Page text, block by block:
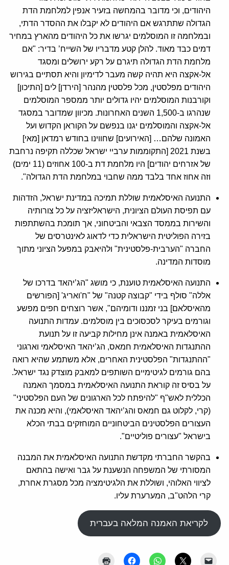
היהודים, וכי מדובר בהמחשה בזעיר אנפין למלחמת הדת
הגדולה שתתרגש אם היהודים לא יקבלו את ההסדר הדתי,
ובמלחמה זו המוסלמים יגרשו את כל היהודים מהארץ במחיר
דמים כבד מאוד. להלן קטע מדבריו של השייח’ בדיר: "אם
מלחמת הדת הגדולה תיגרם על רקע ירושלים ומסגד
אל-אקצה היא תהיה קשה מעבר לדימיון והיא תסתיים בגירוש
היהודים מפלסטין, מכל פלסטין מהנהר [הירדן] לים [התיכון]
וקורבנות המוסלמים יהיו גדולים יותר ממספר המוסלמים
שנהרגו ב-1,500 השנים האחרונות. מכיוון שמדובר במסגד
אל-אקצה והמוסלמים יגנו בנפשם על הקוראן הקדוש ועל
האמונה שלהם… [האירועים] שחווינו בחודש רמדאן [מאי]
בשנת 2021 [התקוממות ערביי ישראל שכללה תקיפה נרחבת
של אזרחים יהודים] היו מלחמת דת ב-100 אחוזים (11 ימים)
וזה אחוז אחד בלבד ממה שחבוי במלחמת הדת הגדולה".
התנועה האיסלאמית שוללת תמיכה במדינת ישראל, הזדהות
עם תפיסת העולם הציונית, הישראליזציה על כל צורותיה
והשירות בממסד הצבאי והביטחוני, אך תומכת בהשתתפות
בזירה הפוליטית הישראלית כדי לדאוג לאינטרסים של
החברה "הערבית-פלסטינית" ולהיאבק במפעל הציוני מתוך
מוסדות המדינה.
התנועה האיסלאמית טוענת, כי מושג "הג’יהאד בדרכו של
אללה" סולף בידי "קבוצה קטנה" של "ח'ואריג' [הפורשים
מהאיסלאם] בני זמננו ודומיהם", אשר רוצחים חפים מפשע
וגורמים בעיקר לסכסוכים בין מוסלמים. עמדות התנועה
האיסלאמית באמנה אינן מחילות קביעה זו על תנועת
ההתנגדות האיסלאמית חמאס, הג’יהאד האיסלאמי וארגוני
"ההתנגדות" הפלסטינית האחרים, אלא משתמע שהיא רואה
בהם גורמים לגיטימיים השותפים למאבק מוצדק נגד ישראל.
על בסיס זה קוראת התנועה האיסלאמית במסמך האמנה
הכללית לאש"ף "להיפתח לכל הארגונים של העם הפלסטיני"
(קרי, לקלוט גם חמאס והג’יהאד האיסלאמי), והיא מכנה את
העצורים הפלסטינים הביטחוניים המוחזקים בבתי הכלא
בישראל "עצורים פוליטיים".
בהקשר החברתי מקדשת התנועה האיסלאמית את המבנה
המסורתי של המשפחה הנשענת על גבר ואישה בהתאם
לציווי האלוהי, ושוללת את הלגיטימציה מכל מסגרת אחרת,
קרי הלהט"ב, המערערת עליו.
לקריאת האמנה המלאה בעברית